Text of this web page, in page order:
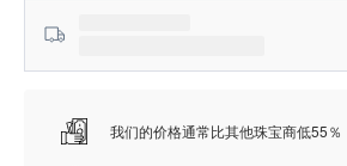
我们的价格通常比其他珠宝商低55％